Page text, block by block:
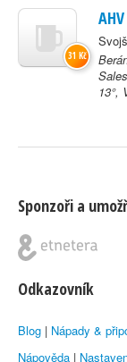
13°,
31 Kč
Sponzoři a
Odkazovník
Blog | Nápady &
Nápověda |